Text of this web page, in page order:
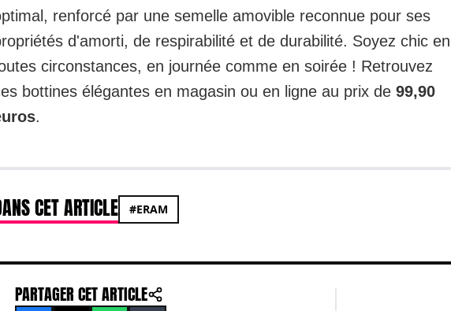
renforcé par une semelle amovible reconnue pour ses
d'amorti, de respirabilité et de durabilité. Soyez chic en
circonstances, en journée comme en soirée ! Retrouvez
bottines élégantes en magasin ou en ligne au prix de 99,90
.
CET ARTICLE #ERAM
PARTAGER CET ARTICLE